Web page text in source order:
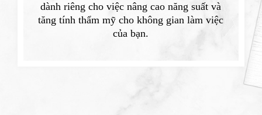
dành riêng cho việc nâng cao năng suất và
tăng tính thẩm mỹ cho không gian làm việc
của bạn.